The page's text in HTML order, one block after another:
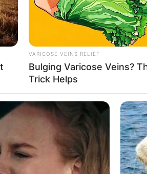
VARICOSE VEINS RELIEF
Bulging Varicose Veins?
Trick Helps